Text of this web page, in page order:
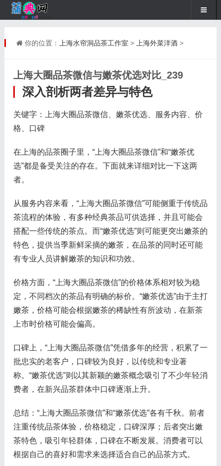
你的位置： 上海水帘洞品茶工作室 > 上海外菜洋酒>
上海大圈品茶微信与嫩茶优选对比_239
深入剖析两者差异与特色
关键字：上海大圈品茶微信、嫩茶优选、服务内容、价
格、口碑
在上海的品茶圈子里，“上海大圈品茶微信”和“嫩茶优
选”都是备受关注的存在。下面就来详细对比一下这两
者。
从服务内容来看，“上海大圈品茶微信”可能侧重于传统品
茶流程的体验，有多种经典茶品可供选择，并且可能会
搭配一些传统的茶点。而“嫩茶优选”则可能更突出嫩茶的
特色，提供当季新鲜采摘的嫩茶，在品茶的同时还可能
有专业人员讲解嫩茶的知识和功效。
价格方面，“上海大圈品茶微信”的价格体系相对较为稳
定，不同档次的茶品有明确的标价。“嫩茶优选”由于主打
嫩茶，价格可能会根据嫩茶的稀缺性有所波动，在新茶
上市时价格可能会偏高。
口碑上，“上海大圈品茶微信”凭借多年的经营，积累了一
批忠实的老客户，口碑较为良好，以传统和专业著
称。“嫩茶优选”则以其新颖的嫩茶概念吸引了不少年轻消
费者，在新兴品茶群体中口碑逐渐上升。
总结：“上海大圈品茶微信”和“嫩茶优选”各有千秋。前者
注重传统品茶体验，价格稳定，口碑深厚；后者突出嫩
茶特色，吸引年轻群体，口碑在不断发展。消费者可以
根据自己的喜好和需求来选择适合自己的品茶方式。